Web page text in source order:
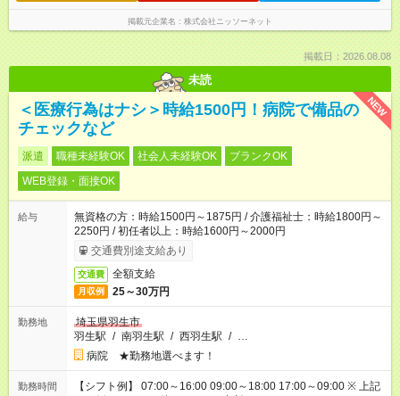
掲載元企業名 株式会社ニッソーネット
掲載日：2026.08.08
未読
NEW
＜医療行為はナシ＞時給1500円！病院で備品の
チェックなど
派遣 職種未経験OK 社会人未経験OK
ブランクOK
WEB登録・面接OK
給与
無資格の方：時給1500円～1875円 / 介護福祉士：時給1800円～
2250円 / 初任者以上：時給1600円～2000円
交通費別途支給あり
交通費 全額支給
月収例 25～30万円
勤務地
埼玉県羽生市
羽生駅 / 南羽生駅 / 西羽生駅 / …
病院 ★勤務地選べます！
勤務時間
【シフト例】 07:00～16:00 09:00～18:00 17:00～09:00 ※ 上記